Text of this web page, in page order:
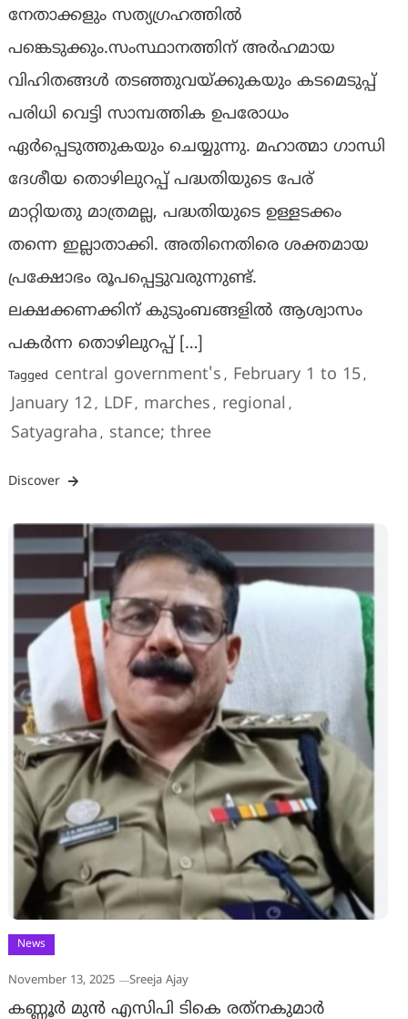
നേതാക്കളും സത്യഗ്രഹത്തില്‍
പങ്കെടുക്കും.സംസ്ഥാനത്തിന് അർഹമായ
വിഹിതങ്ങൾ തടഞ്ഞുവയ്ക്കുകയും കടമെടുപ്പ്‌
പരിധി വെട്ടി സാമ്പത്തിക ഉപരോധം
ഏർപ്പെടുത്തുകയും ചെയ്യുന്നു. മഹാത്മാ ഗാന്ധി
ദേശീയ തൊഴിലുറപ്പ് പദ്ധതിയുടെ പേര്
മാറ്റിയതു മാത്രമല്ല, പദ്ധതിയുടെ ഉള്ളടക്കം
തന്നെ ഇല്ലാതാക്കി. അതിനെതിരെ ശക്തമായ
പ്രക്ഷോഭം രൂപപ്പെട്ടുവരുന്നുണ്ട്.
ലക്ഷക്കണക്കിന്‌ കുടുംബങ്ങളിൽ ആശ്വാസം
പകർന്ന തൊഴിലുറപ്പ്‌ […]
Tagged central government's , February 1 to 15,
January 12, LDF, marches , regional ,
Satyagraha , stance; three
Discover
News
November 13, 2025 Sreeja Ajay
കണ്ണൂര്‍ മുന്‍ എസിപി ടികെ രത്‌നകുമാര്‍